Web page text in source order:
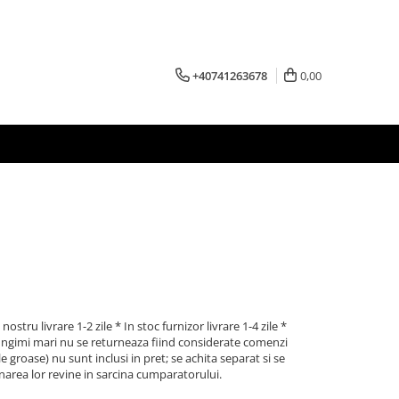
+40741263678 0,00
livrare 1-2 zile * In stoc furnizor livrare 1-4 zile *
mari nu se returneaza fiind considerate comenzi
groase) nu sunt inclusi in pret; se achita separat si se
lor revine in sarcina cumparatorului.